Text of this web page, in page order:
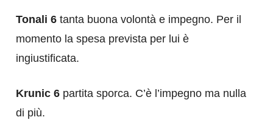
Tonali 6 tanta buona volontà e impegno. Per il
momento la spesa prevista per lui è
ingiustificata.
Krunic 6 partita sporca. C’è l’impegno ma nulla
di più.